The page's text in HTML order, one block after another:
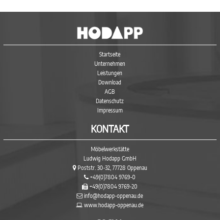
Startseite
Unternehmen
Leistungen
Download
AGB
Datenschutz
Impressum
KONTAKT
Möbelwerkstätte
Ludwig Hodapp GmbH
Poststr. 30-32, 77728 Oppenau
+49(0)7804 9769-0
+49(0)7804 9769-20
info@hodapp-oppenau.de
www.hodapp-oppenau.de